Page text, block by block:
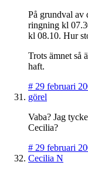
På grundval av
ringning kl
kl 08.10. Hur
Trots ämnet så
haft.
# 29 februari
görel
Vaba? Jag
Cecilia?
# 29 februari
Cecilia N